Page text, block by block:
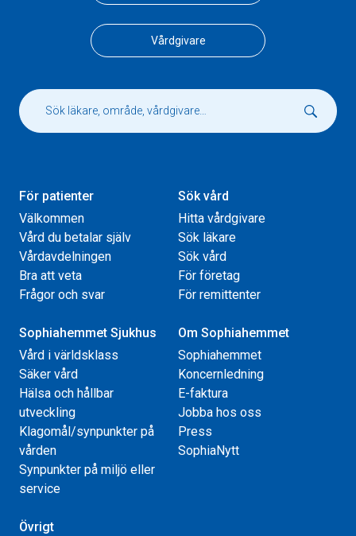
Vårdgivare
För patienter
Välkommen
Vård du betalar själv
Vårdavdelningen
Bra att veta
Frågor och svar
Sök vård
Hitta vårdgivare
Sök läkare
Sök vård
För företag
För remittenter
Sophiahemmet Sjukhus
Vård i världsklass
Säker vård
Hälsa och hållbar
utveckling
Klagomål/synpunkter på
vården
Synpunkter på miljö eller
service
Om Sophiahemmet
Sophiahemmet
Koncernledning
E-faktura
Jobba hos oss
Press
SophiaNytt
Övrigt